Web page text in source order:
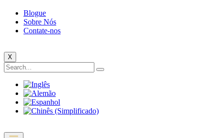
Blogue
Sobre Nós
Contate-nos
X